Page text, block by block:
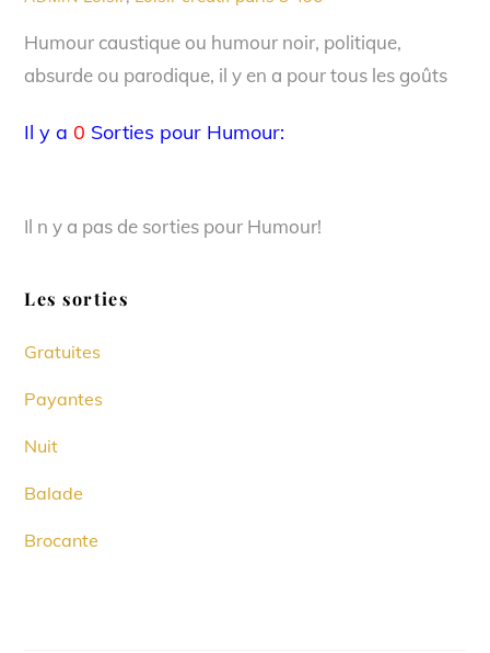
Humour caustique ou humour noir, politique,
absurde ou parodique, il y en a pour tous les goûts
Il y a 0 Sorties pour Humour:
Il n y a pas de sorties pour Humour!
Les sorties
Gratuites
Payantes
Nuit
Balade
Brocante